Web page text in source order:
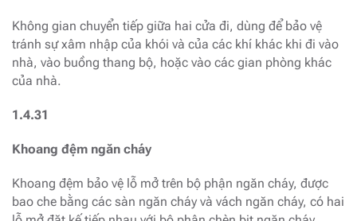
Không gian chuyển tiếp giữa hai cửa đi, dùng để bảo vệ
tránh sự xâm nhập của khói và của các khí khác khi đi vào
nhà, vào buồng thang bộ, hoặc vào các gian phòng khác
của nhà.
1.4.31
Khoang đệm ngăn cháy
Khoang đệm bảo vệ lỗ mở trên bộ phận ngăn cháy, được
bao che bằng các sàn ngăn cháy và vách ngăn cháy, có hai